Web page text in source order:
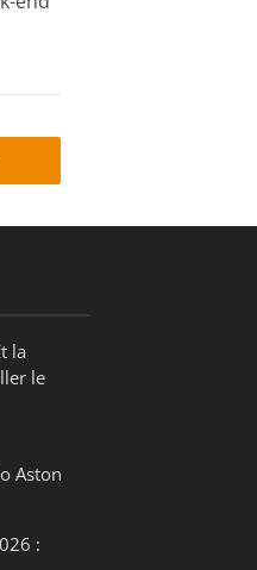
la
le
Aston
: